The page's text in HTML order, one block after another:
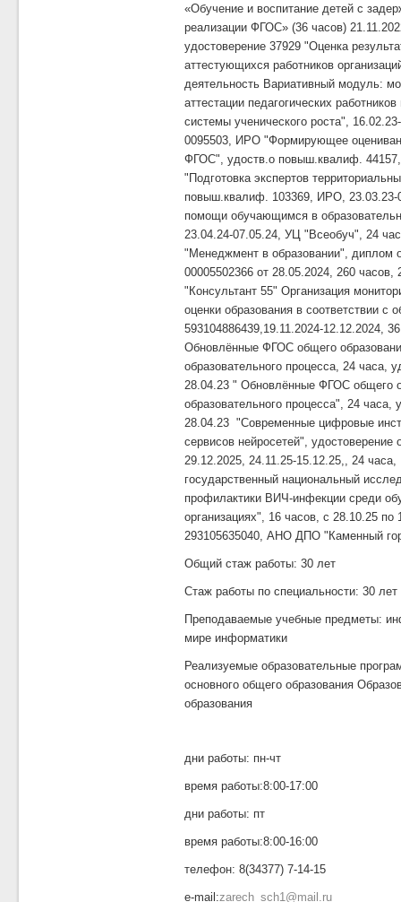
«Обучение и воспитание детей с
реализации ФГОС» (36 часов)
удостоверение 37929 "Оценка
аттестующихся работников
деятельность Вариативный модуль:
аттестации педагогических
системы ученического роста",
0095503, ИРО "Формирующее
ФГОС", удоств.о повыш.квалиф.
"Подготовка экспертов
повыш.квалиф. 103369, ИРО, 23.03.23-
помощи обучающимся в
23.04.24-07.05.24, УЦ "Всеобуч", 24
"Менеджмент в образовании", диплом
00005502366 от 28.05.2024, 260
"Консультант 55" Организация
оценки образования в соответствии
593104886439,19.11.2024-12.12.2024,
Обновлённые ФГОС общего
образовательного процесса, 24 часа,
28.04.23 " Обновлённые ФГОС общего
образовательного процесса", 24
28.04.23 "Современные цифровые
сервисов нейросетей",
29.12.2025, 24.11.25-15.12.25,, 24
государственный национальный
профилактики ВИЧ-инфекции среди
организациях", 16 часов, с 28.10.25
293105635040, АНО ДПО "Каменный
Общий стаж работы: 30 лет
Стаж работы по специальности: 30 лет
Преподаваемые учебные предметы:
мире информатики
Реализуемые образовательные
основного общего образования
образования
дни работы: пн-чт
время работы:8:00-17:00
дни работы: пт
время работы:8:00-16:00
телефон: 8(34377) 7-14-15
e-mail:zarech_sch1@mail.ru